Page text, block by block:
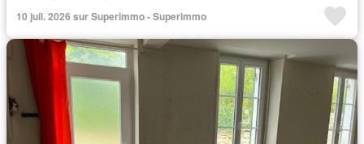
10 juil. 2026 sur Superimmo - Superimmo